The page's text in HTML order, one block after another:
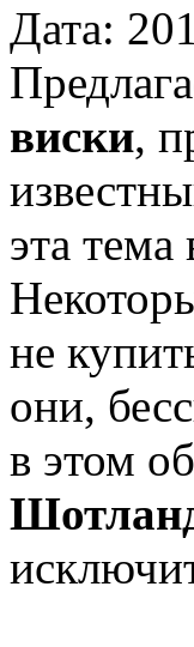
Дата:
виски,
эта
не
они,
в этом